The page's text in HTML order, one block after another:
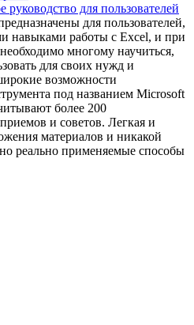
для пользователей
для пользователей,
навыками работы с Excel, и при
многому научиться,
для своих нужд и
возможности
под названием Microsoft
более 200
и советов. Легкая и
материалов и никакой
реально применяемые способы